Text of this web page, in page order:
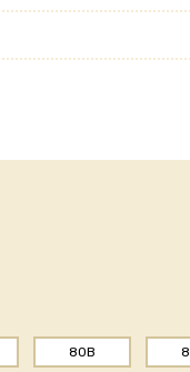
80B